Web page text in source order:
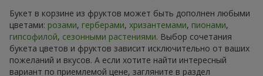
Букет в корзине из фруктов может быть дополнен любыми
цветами: розами, герберами, хризантемами, пионами,
гипсофилой, сезонными растениями. Выбор сочетания
букета цветов и фруктов зависит исключительно от ваших
пожеланий и вкусов. А если хотите найти интересный
вариант по приемлемой цене, загляните в раздел